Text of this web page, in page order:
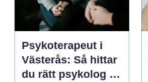
Psykoterapeut i
Västerås: Så hittar
du rätt psykolog i